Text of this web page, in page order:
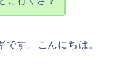
です。こんにちは。